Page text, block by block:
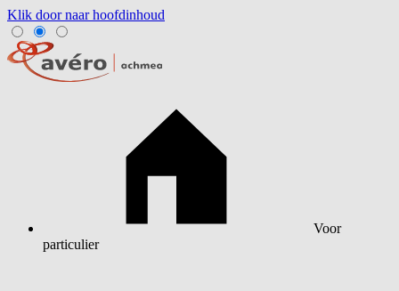
Klik door naar hoofdinhoud
Voor
particulier